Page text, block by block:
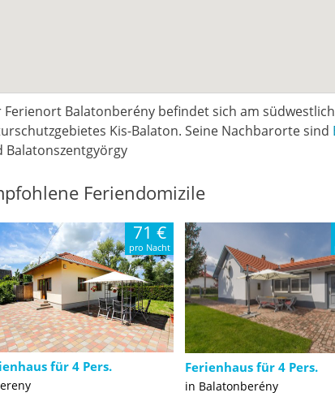
Ferienort Balatonberény befindet sich am
Kis-Balaton. Seine Nachbarorte sind
Balatonszentgyörgy
Feriendomizile
71 €
pro Nacht
für 4 Pers. Ferienhaus für 4 Pers.
in Balatonberény